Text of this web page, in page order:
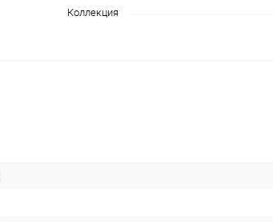
Коллекция